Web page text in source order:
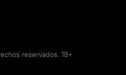
reservados. 18+